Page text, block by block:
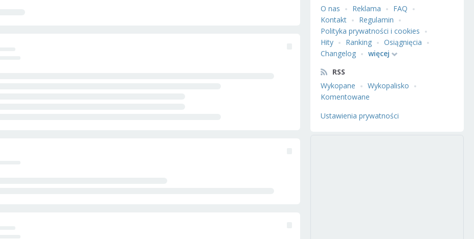
O nas
Reklama
FAQ
Kontakt
Regulamin
Polityka prywatności i cookies
Hity
Ranking
Osiągnięcia
Changelog
więcej
RSS
Wykopane
Wykopalisko
Komentowane
Ustawienia prywatności